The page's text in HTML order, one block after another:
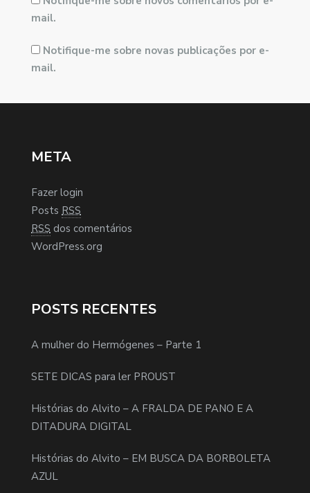
mail.
Notifique-me sobre novas publicações por e-
mail.
META
Fazer login
Posts RSS
RSS dos comentários
WordPress.org
POSTS RECENTES
A mulher do Hermógenes – Parte 1
SETE DICAS para ler PROUST
Histórias do Alvito – A FRALDA DE PANO E A
DITADURA DIGITAL
Histórias do Alvito – EM BUSCA DA BORBOLETA
AZUL